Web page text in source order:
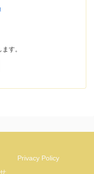
す。
Privacy Policy